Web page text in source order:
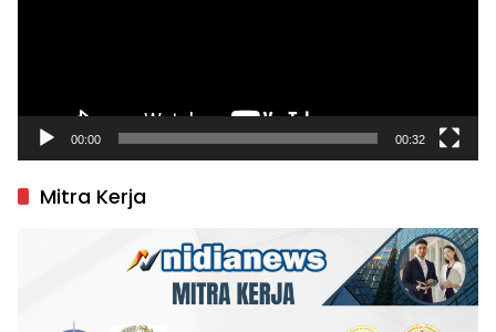
00:00 00:32
Mitra Kerja